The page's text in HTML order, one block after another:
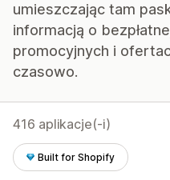
umieszczając tam
informacją o
promocyjnych i
czasowo.
416 aplikacje(-i)
Built for Shopify